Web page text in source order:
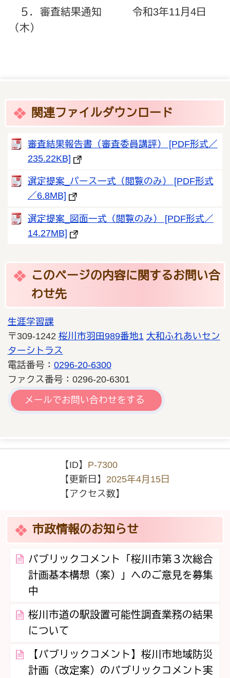
５．審査結果通知 令和3年11月4日
（木）
関連ファイルダウンロード
審査結果報告書（審査委員講評） [PDF形式／
235.22KB]
選定提案_パース一式（閲覧のみ） [PDF形式
／6.8MB]
選定提案_図面一式（閲覧のみ） [PDF形式／
14.27MB]
このページの内容に関するお問い合
わせ先
生涯学習課
〒309-1242 桜川市羽田989番地1 大和ふれあいセン
ターシトラス
電話番号： 0296-20-6300
ファクス番号：0296-20-6301
メールでお問い合わせをする
【ID】 P-7300
【更新日】 2025年4月15日
【アクセス数】
市政情報のお知らせ
パブリックコメント「桜川市第３次総合
計画基本構想（案）」へのご意見を募集
中
桜川市道の駅設置可能性調査業務の結果
について
【パブリックコメント】桜川市地域防災
計画（改定案）のパブリックコメント実